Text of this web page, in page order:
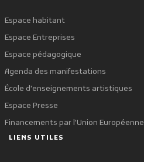
Espace habitant
Espace Entreprises
Espace pédagogique
Agenda des manifestations
École d'enseignements artistiques
Espace Presse
Financements par l'Union Européenne
LIENS UTILES